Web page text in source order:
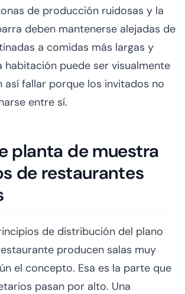
de producción ruidosas y la
deben mantenerse alejadas de
a comidas más largas y
habitación puede ser visualmente
así fallar porque los invitados no
entre sí.
planta de muestra
de restaurantes
de distribución del plano
producen salas muy
el concepto. Esa es la parte que
pasan por alto. Una